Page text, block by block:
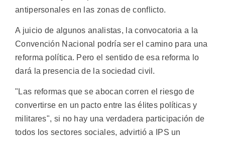
antipersonales en las zonas de conflicto.
A juicio de algunos analistas, la convocatoria a la
Convención Nacional podría ser el camino para una
reforma política. Pero el sentido de esa reforma lo
dará la presencia de la sociedad civil.
"Las reformas que se abocan corren el riesgo de
convertirse en un pacto entre las élites políticas y
militares", si no hay una verdadera participación de
todos los sectores sociales, advirtió a IPS un